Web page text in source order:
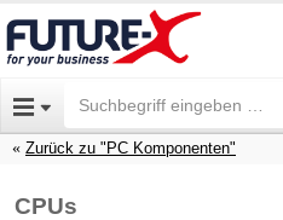
Zurück zu "PC Komponenten"
CPUs